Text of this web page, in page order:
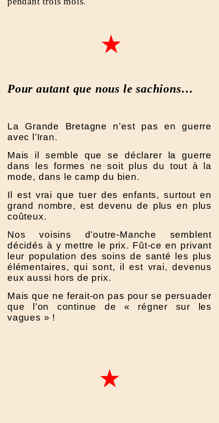
Pour autant que nous le sachions…
La Grande Bretagne n’est pas en guerre
avec l’Iran.
Mais il semble que se déclarer la guerre
dans les formes ne soit plus du tout à la
mode, dans le camp du bien.
Il est vrai que tuer des enfants, surtout en
grand nombre, est devenu de plus en plus
coûteux.
Nos voisins d’outre-Manche semblent
décidés à y mettre le prix. Fût-ce en privant
leur population des soins de santé les plus
élémentaires, qui sont, il est vrai, devenus
eux aussi hors de prix.
Mais que ne ferait-on pas pour se persuader
que l’on continue de « régner sur les
vagues » !